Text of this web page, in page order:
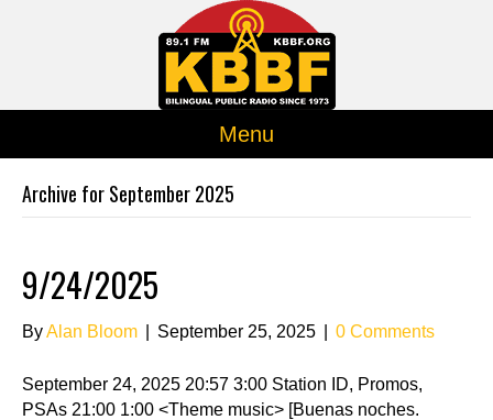
Menu
Archive for September 2025
9/24/2025
ByAlan Bloom September 25, 2025 0 Comments
September 24, 2025 20:57 3:00 Station ID, Promos,
PSAs 21:00 1:00 <Theme music> [Buenas noches.